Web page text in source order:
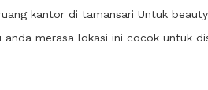
kantor di tamansari Untuk
merasa lokasi ini cocok untuk